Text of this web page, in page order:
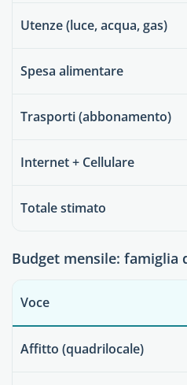
Utenze (luce, acqua, gas)
Spesa alimentare
Trasporti (abbonamento)
Internet + Cellulare
Totale stimato
Budget mensile: famiglia
Voce
Affitto (quadrilocale)